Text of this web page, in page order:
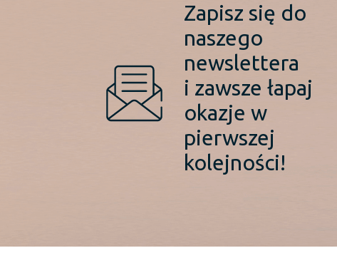
Zapisz się do
naszego
newslettera
i zawsze łapaj
okazje w
pierwszej
kolejności!